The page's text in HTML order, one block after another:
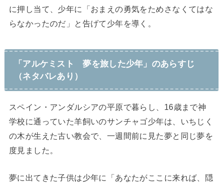
に押し当て、少年に「おまえの勇気をためさなくてはな
らなかったのだ」と告げて少年を導く。
「アルケミスト 夢を旅した少年」のあらすじ
（ネタバレあり）
スペイン・アンダルシアの平原で暮らし、16歳まで神
学校に通っていた羊飼いのサンチャゴ少年は、いちじく
の木が生えた古い教会で、一週間前に見た夢と同じ夢を
度見ました。
夢に出てきた子供は少年に「あなたがここに来れば、隠